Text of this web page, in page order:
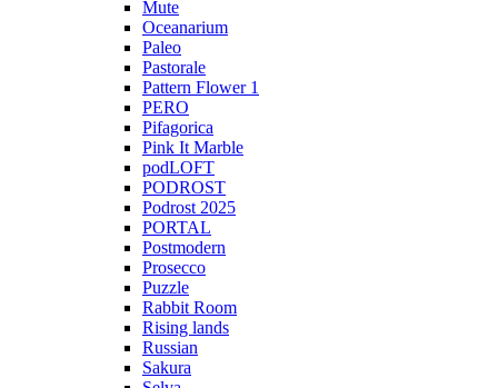
Mute
Oceanarium
Paleo
Pastorale
Pattern Flower 1
PERO
Pifagorica
Pink It Marble
podLOFT
PODROST
Podrost 2025
PORTAL
Postmodern
Prosecco
Puzzle
Rabbit Room
Rising lands
Russian
Sakura